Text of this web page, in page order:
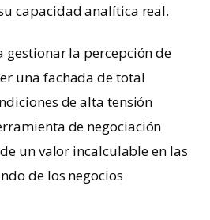
capacidad analítica real.
gestionar la percepción de
una fachada de total
de alta tensión
de negociación
un valor incalculable en las
de los negocios